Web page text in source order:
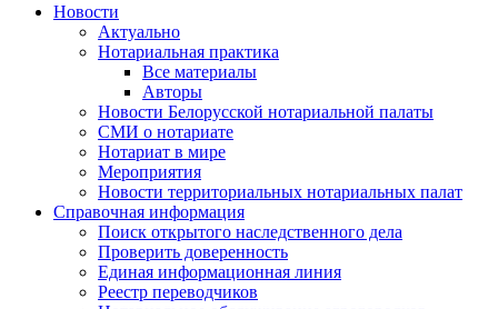
Новости
Актуально
Нотариальная практика
Все материалы
Авторы
Новости Белорусской нотариальной палаты
СМИ о нотариате
Нотариат в мире
Мероприятия
Новости территориальных нотариальных палат
Справочная информация
Поиск открытого наследственного дела
Проверить доверенность
Единая информационная линия
Реестр переводчиков